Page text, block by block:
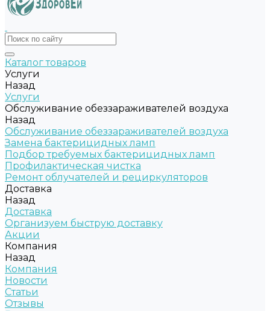
Каталог товаров
Услуги
Назад
Услуги
Обслуживание обеззараживателей воздуха
Назад
Обслуживание обеззараживателей воздуха
Замена бактерицидных ламп
Подбор требуемых бактерицидных ламп
Профилактическая чистка
Ремонт облучателей и рециркуляторов
Доставка
Назад
Доставка
Организуем быструю доставку
Акции
Компания
Назад
Компания
Новости
Статьи
Отзывы